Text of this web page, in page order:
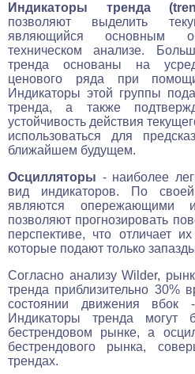
Индикаторы тренда
позволяют выделить
являющийся основным
техническом анализе.
тренда основаны на
ценового ряда при
Индикаторы этой группы
тренда, а также
устойчивость действия
использоваться для
ближайшем будущем.
Осцилляторы - наиболее
вид индикаторов. По
являются опережающими
позволяют прогнозировать
перспективе, что отличает
которые подают только
Согласно анализу Wilder,
тренда приблизительно
состоянии движения
Индикаторы тренда
бестрендовом рынке, а
бестрендового рынка,
трендах.